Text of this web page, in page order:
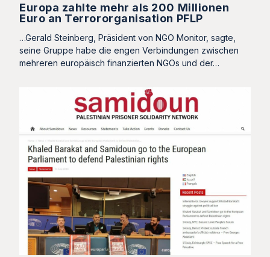
Europa zahlte mehr als 200 Millionen
Euro an Terrororganisation PFLP
…Gerald Steinberg, Präsident von NGO Monitor, sagte,
seine Gruppe habe die engen Verbindungen zwischen
mehreren europäisch finanzierten NGOs und der…